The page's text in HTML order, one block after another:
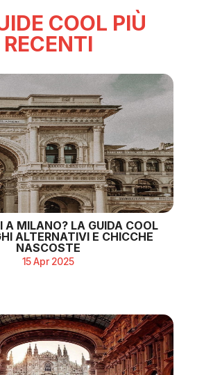
COOL PIÙ
RECENTI
A MILANO? LA GUIDA COOL
ALTERNATIVI E CHICCHE
NASCOSTE
15 Apr 2025